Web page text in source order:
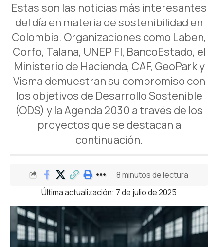
Estas son las noticias más interesantes
del día en materia de sostenibilidad en
Colombia. Organizaciones como Laben,
Corfo, Talana, UNEP FI, BancoEstado, el
Ministerio de Hacienda, CAF, GeoPark y
Visma demuestran su compromiso con
los objetivos de Desarrollo Sostenible
(ODS) y la Agenda 2030 a través de los
proyectos que se destacan a
continuación.
Última actualización: 7 de julio de 2025
8 minutos de lectura